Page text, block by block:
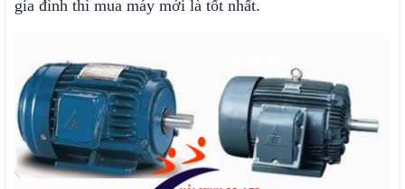
gia đình thì mua máy mới là tốt nhất.